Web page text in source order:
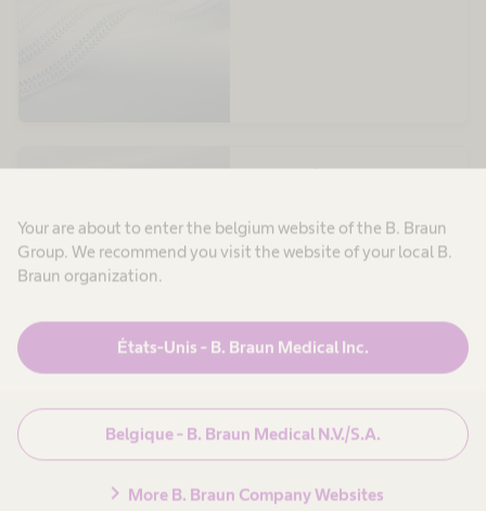
Your are about to enter the belgium website of the B. Braun
Group. We recommend you visit the website of your local B.
Braun organization.
États-Unis - B. Braun Medical Inc.
Belgique - B. Braun Medical N.V./S.A.
chevron_right More B. Braun Company Websites
entièrement transparent
Optilene® Mesh Elastic
Implant élastique léger à larges
pores